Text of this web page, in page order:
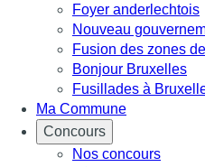
Foyer anderlechtois
Nouveau
Fusion des zones
Bonjour Bruxelles
Fusillades à
Ma Commune
Concours
Nos concours